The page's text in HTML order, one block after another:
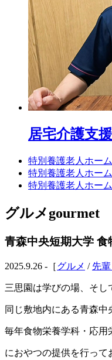
居宅介護支
特別養護老人ホー
特別養護老人ホー
特別養護老人ホー
グルメgourmet
青森中央短期大学 食
2025.9.26 -［グルメ / 先
三思園は学びの場、そし
同じ敷地内にある青森中
毎年食物栄養学科・応用
におやつの提供を行って